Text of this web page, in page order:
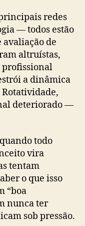
redes
— todos estão
de
altruístas,
profissional
a dinâmica
deteriorado —
todo
vira
tentam
o que isso
“boa
nunca ter
sob pressão.